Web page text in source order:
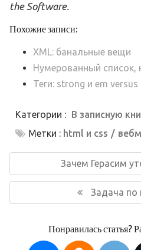
the Software.
Похожие записи:
XML: банальные вещи
Нумерованный список,
Теги: strong и em versus
Категории : В записную
Метки : html и css
записям
Предыдущая
запись:
Зачем Герасим
запись:
Задача по
Понравилась статья?